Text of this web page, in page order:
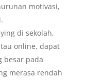
motivasi,
di sekolah,
online, dapat
besar pada
merasa rendah